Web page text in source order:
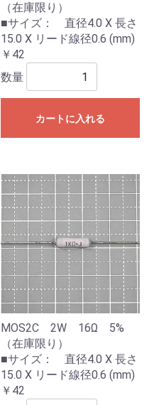
（在庫限り）
■サイズ： 直径4.0 X 長さ
15.0 X リード線径0.6 (mm)
￥42
数量
カートに入れる
MOS2C 2W 16Ω 5%
（在庫限り）
■サイズ： 直径4.0 X 長さ
15.0 X リード線径0.6 (mm)
￥42